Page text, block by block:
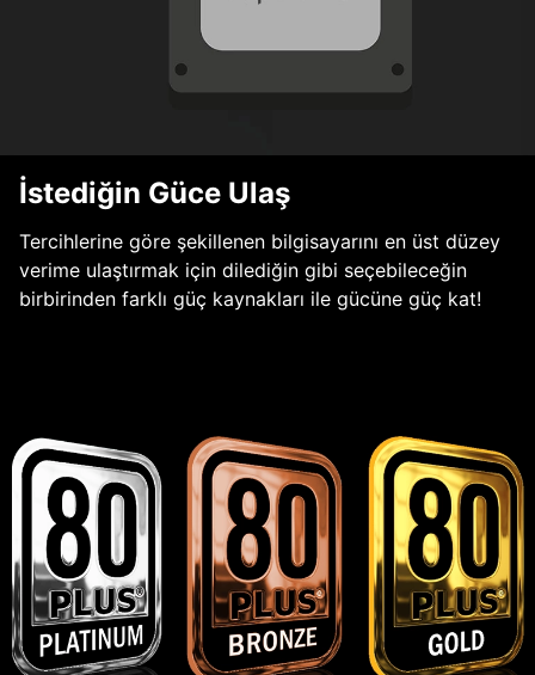
İstediğin Güce Ulaş
Tercihlerine göre şekillenen bilgisayarını en üst düzey
verime ulaştırmak için dilediğin gibi seçebileceğin
birbirinden farklı güç kaynakları ile gücüne güç kat!